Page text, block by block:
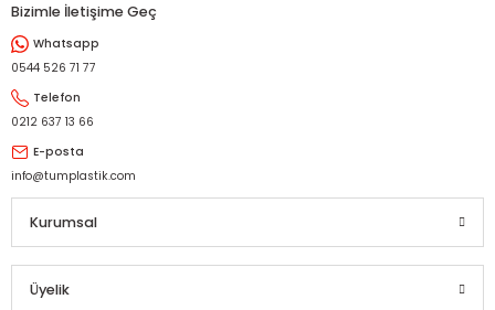
Bizimle İletişime Geç
Whatsapp
0544 526 71 77
Telefon
0212 637 13 66
E-posta
info@tumplastik.com
Kurumsal
Üyelik